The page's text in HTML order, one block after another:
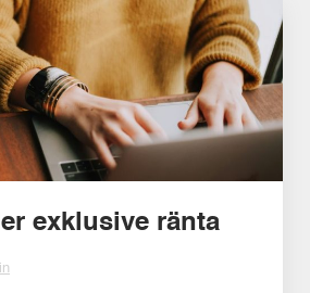
exklusive ränta